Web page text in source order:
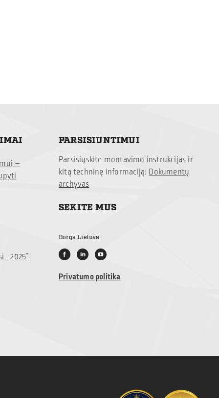
–
2025“
PARSISIUNTIMUI
Parsisiųskite montavimo instrukcijas ir
kitą techninę informaciją:Dokumentų
archyvas
SEKITE MUS
Borga Lietuva
Privatumo politika